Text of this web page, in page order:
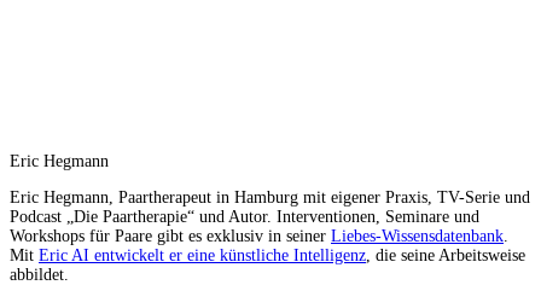
Eric Hegmann
Eric Hegmann, Paartherapeut in Hamburg mit eigener Praxis, TV-Serie und
Podcast „Die Paartherapie“ und Autor. Interventionen, Seminare und
Workshops für Paare gibt es exklusiv in seiner Liebes-Wissensdatenbank
Mit Eric AI entwickelt er eine künstliche Intelligenz , die seine Arbeitsweise
abbildet.